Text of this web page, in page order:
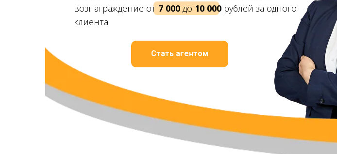
вознаграждение от 7 000 до 10 000 рублей за одного
клиента
Стать агентом